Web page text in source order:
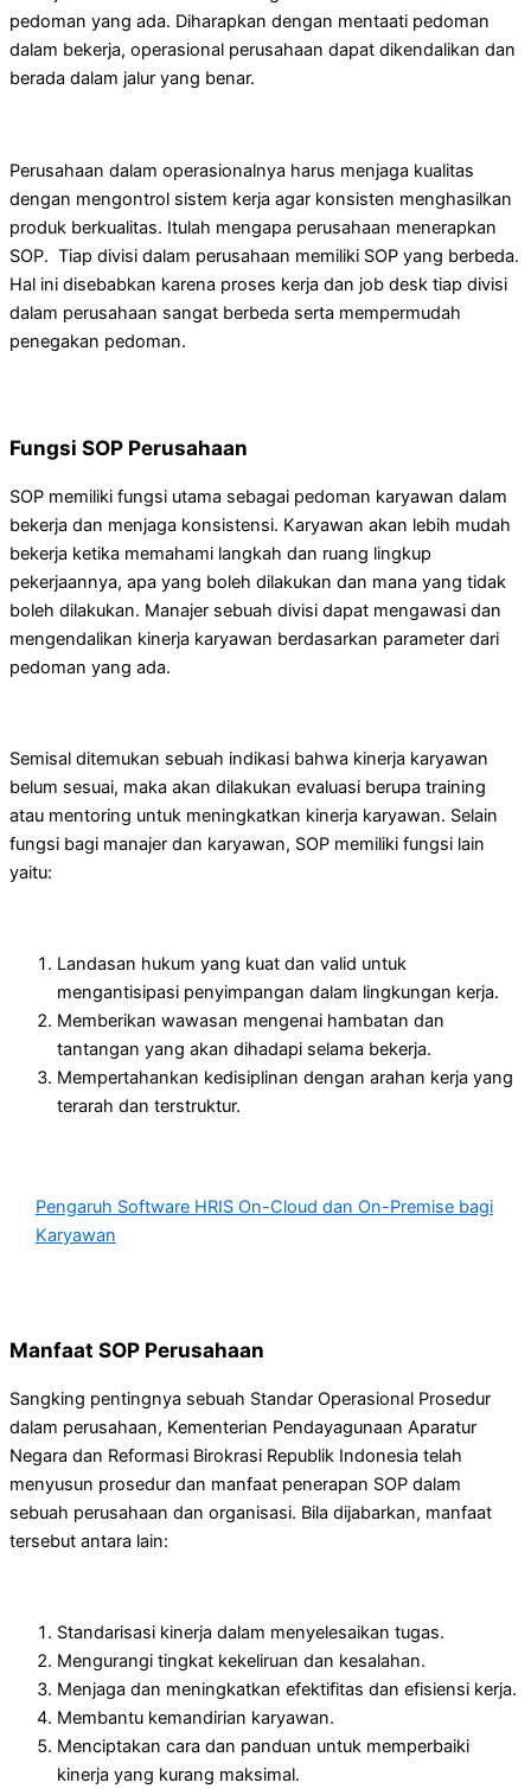
pedoman yang ada. Diharapkan dengan mentaati pedoman
dalam bekerja, operasional perusahaan dapat dikendalikan dan
berada dalam jalur yang benar.
Perusahaan dalam operasionalnya harus menjaga kualitas
dengan mengontrol sistem kerja agar konsisten menghasilkan
produk berkualitas. Itulah mengapa perusahaan menerapkan
SOP. Tiap divisi dalam perusahaan memiliki SOP yang berbeda.
Hal ini disebabkan karena proses kerja dan job desk tiap divisi
dalam perusahaan sangat berbeda serta mempermudah
penegakan pedoman.
Fungsi SOP Perusahaan
SOP memiliki fungsi utama sebagai pedoman karyawan dalam
bekerja dan menjaga konsistensi. Karyawan akan lebih mudah
bekerja ketika memahami langkah dan ruang lingkup
pekerjaannya, apa yang boleh dilakukan dan mana yang tidak
boleh dilakukan. Manajer sebuah divisi dapat mengawasi dan
mengendalikan kinerja karyawan berdasarkan parameter dari
pedoman yang ada.
Semisal ditemukan sebuah indikasi bahwa kinerja karyawan
belum sesuai, maka akan dilakukan evaluasi berupa training
atau mentoring untuk meningkatkan kinerja karyawan. Selain
fungsi bagi manajer dan karyawan, SOP memiliki fungsi lain
yaitu:
Landasan hukum yang kuat dan valid untuk
mengantisipasi penyimpangan dalam lingkungan kerja.
Memberikan wawasan mengenai hambatan dan
tantangan yang akan dihadapi selama bekerja.
Mempertahankan kedisiplinan dengan arahan kerja yang
terarah dan terstruktur.
Pengaruh Software HRIS On-Cloud dan On-Premise bagi
Karyawan
Manfaat SOP Perusahaan
Sangking pentingnya sebuah Standar Operasional Prosedur
dalam perusahaan, Kementerian Pendayagunaan Aparatur
Negara dan Reformasi Birokrasi Republik Indonesia telah
menyusun prosedur dan manfaat penerapan SOP dalam
sebuah perusahaan dan organisasi. Bila dijabarkan, manfaat
tersebut antara lain:
Standarisasi kinerja dalam menyelesaikan tugas.
Mengurangi tingkat kekeliruan dan kesalahan.
Menjaga dan meningkatkan efektifitas dan efisiensi kerja.
Membantu kemandirian karyawan.
Menciptakan cara dan panduan untuk memperbaiki
kinerja yang kurang maksimal.